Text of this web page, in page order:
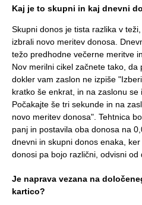
Kaj je to skupni in kaj dnevni
Skupni donos je tista razlika v
izbrali novo meritev donosa.
težo predhodne večerne meritve
Nov merilni cikel začnete tako, da
dokler vam zaslon ne izpiše
kratko še enkrat, in na zaslonu se
Počakajte še tri sekunde in na
novo meritev donosa". Tehtnica
panj in postavila oba donosa na
dnevni in skupni donos enaka,
donosi pa bojo različni, odvisni od
Je naprava vezana na
kartico?